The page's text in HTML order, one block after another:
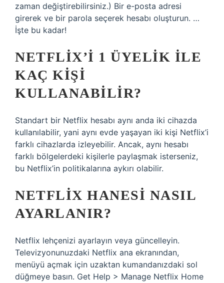
zaman değiştirebilirsiniz.) Bir e-posta adresi
girerek ve bir parola seçerek hesabı oluşturun. …
İşte bu kadar!
NETFLIX’I 1 ÜYELIK ILE
KAÇ KIŞI
KULLANABILIR?
Standart bir Netflix hesabı aynı anda iki cihazda
kullanılabilir, yani aynı evde yaşayan iki kişi Netflix’i
farklı cihazlarda izleyebilir. Ancak, aynı hesabı
farklı bölgelerdeki kişilerle paylaşmak isterseniz,
bu Netflix’in politikalarına aykırı olabilir.
NETFLIX HANESI NASIL
AYARLANIR?
Netflix lehçenizi ayarlayın veya güncelleyin.
Televizyonunuzdaki Netflix ana ekranından,
menüyü açmak için uzaktan kumandanızdaki sol
düğmeye basın. Get Help > Manage Netflix Home